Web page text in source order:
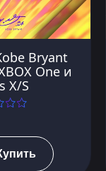
Bryant
One и
X/S